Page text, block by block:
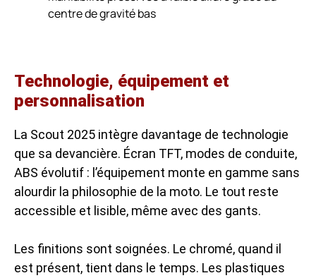
centre de gravité bas
Technologie, équipement et
personnalisation
La Scout 2025 intègre davantage de technologie
que sa devancière. Écran TFT, modes de conduite,
ABS évolutif : l’équipement monte en gamme sans
alourdir la philosophie de la moto. Le tout reste
accessible et lisible, même avec des gants.
Les finitions sont soignées. Le chromé, quand il
est présent, tient dans le temps. Les plastiques